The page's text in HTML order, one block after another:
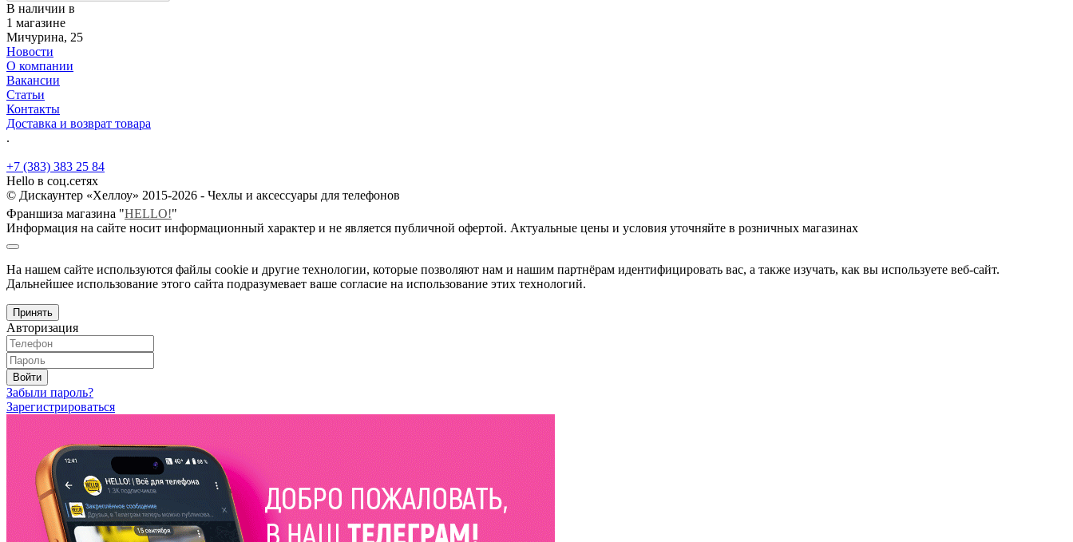
В наличии в
1 магазине
Мичурина, 25
Новости
О компании
Вакансии
Статьи
Контакты
Доставка и возврат товара
.
+7 (383) 383 25 84
Hello в соц.сетях
© Дискаунтер «Хеллоу» 2015-2026 - Чехлы и аксессуары для телефонов
Франшиза магазина "HELLO!"
Информация на сайте носит информационный характер и не является публичной офертой. Актуальные цены и условия уточняйте в розничных магазинах
На нашем сайте используются файлы cookie и другие технологии, которые позволяют нам и нашим партнёрам идентифицировать вас, а также изучать, как вы используете веб-сайт.
Дальнейшее использование этого сайта подразумевает ваше согласие на использование этих технологий.
Принять
Авторизация
Войти
Забыли пароль?
Зарегистрироваться